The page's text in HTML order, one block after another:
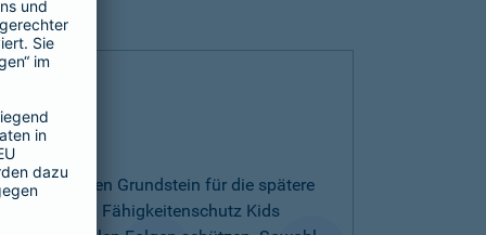
und den Grundstein für die spätere
Mit dem Fähigkeitenschutz Kids